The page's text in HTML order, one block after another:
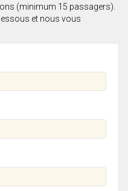
(minimum 15 passagers).
et nous vous